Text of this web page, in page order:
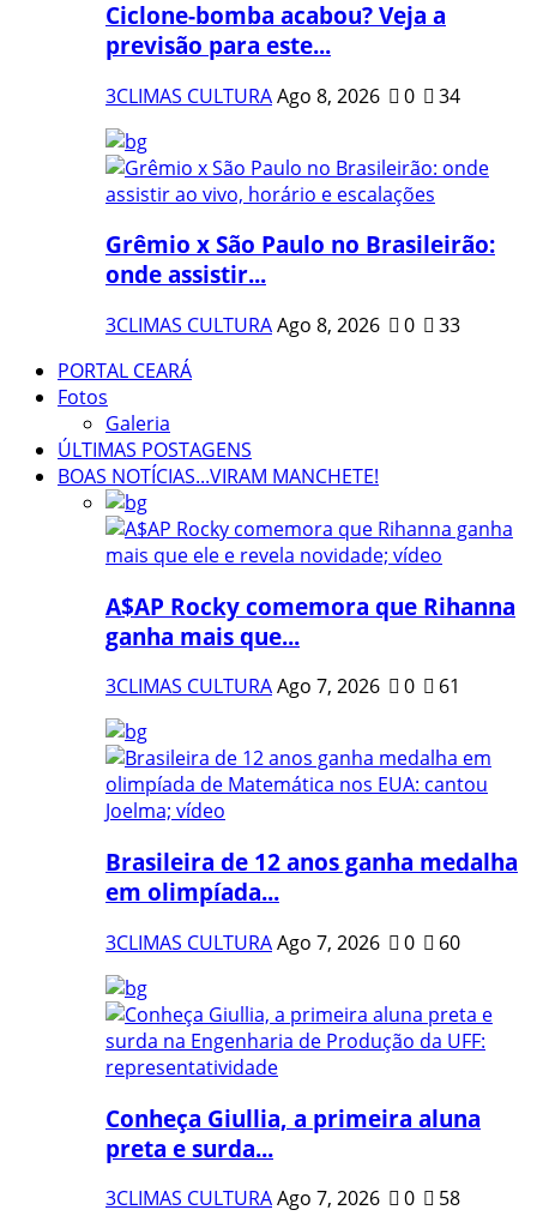
Ciclone-bomba acabou? Veja a
previsão para este...
3CLIMAS CULTURAAgo 8, 2026 0 34
Grêmio x São Paulo no Brasileirão:
onde assistir...
3CLIMAS CULTURAAgo 8, 2026 0
33
PORTAL CEARÁ
Fotos
Galeria
ÚLTIMAS POSTAGENS
BOAS NOTÍCIAS...VIRAM MANCHETE!
A$AP Rocky comemora que Rihanna
ganha mais que...
3CLIMAS CULTURAAgo 7, 2026 0 61
Brasileira de 12 anos ganha medalha
em olimpíada...
3CLIMAS CULTURAAgo 7, 2026 0 60
Conheça Giullia, a primeira aluna
preta e surda...
3CLIMAS CULTURAAgo 7, 2026 0 58